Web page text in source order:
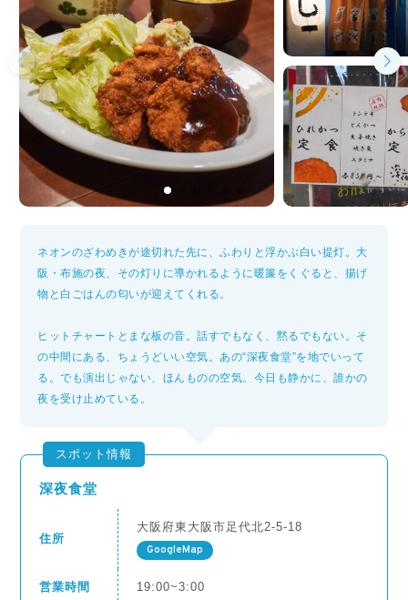
ネオンのざわめきが途切れた先に、ふわりと浮かぶ白い提灯。大
阪・布施の夜、その灯りに導かれるように暖簾をくぐると、揚げ
物と白ごはんの匂いが迎えてくれる。
ヒットチャートとまな板の音。話すでもなく、黙るでもない。そ
の中間にある、ちょうどいい空気。あの“深夜食堂”を地でいって
る。でも演出じゃない、ほんものの空気。今日も静かに、誰かの
夜を受け止めている。
スポット情報
深夜食堂
住所
大阪府東大阪市足代北2-5-18
GoogleMap
営業時間 19:00~3:00